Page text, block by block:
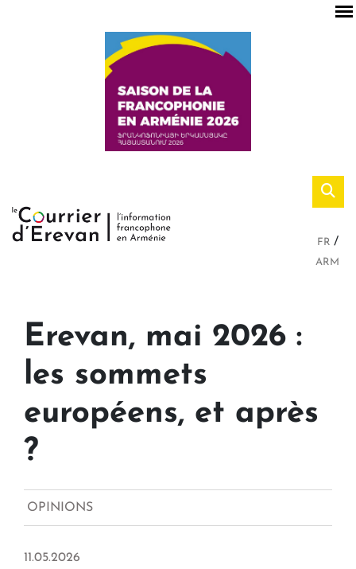
FR
ARM
Erevan, mai 2026 :
les sommets
européens, et après
?
OPINIONS
11.05.2026